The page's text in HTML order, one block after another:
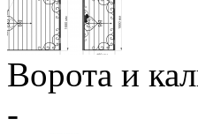
Ворота и
-